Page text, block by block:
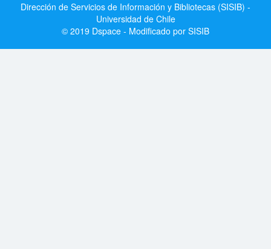
Dirección de Servicios de Información y Bibliotecas (SISIB) -
Universidad de Chile
© 2019 Dspace - Modificado por SISIB